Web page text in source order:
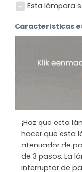
Esta lámpara
Características
¡Haz que esta
hacer que esta
atenuador de
de 3 pasos. La
interruptor de